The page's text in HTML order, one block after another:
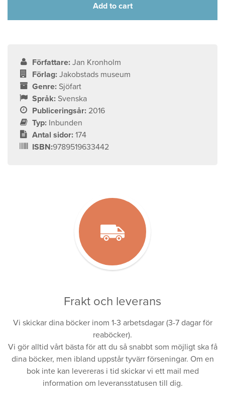
Add to cart
Författare: Jan Kronholm
Förlag: Jakobstads museum
Genre: Sjöfart
Språk: Svenska
Publiceringsår: 2016
Typ: Inbunden
Antal sidor: 174
ISBN:9789519633442
Frakt och leverans
Vi skickar dina böcker inom 1-3 arbetsdagar (3-7 dagar för
reaböcker).
Vi gör alltid vårt bästa för att du så snabbt som möjligt ska få
dina böcker, men ibland uppstår tyvärr förseningar. Om en
bok inte kan levereras i tid skickar vi ett mail med
information om leveransstatusen till dig.